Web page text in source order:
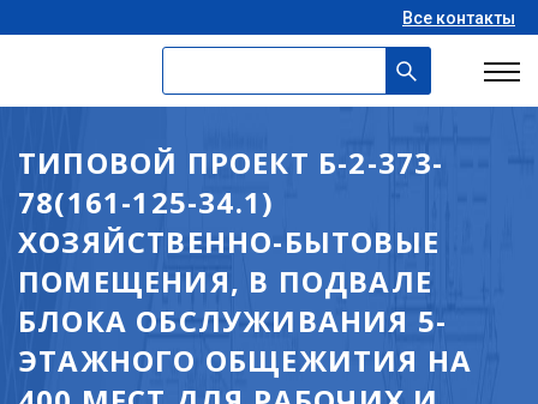
Все контакты
ТИПОВОЙ ПРОЕКТ Б-2-373-
78(161-125-34.1)
ХОЗЯЙСТВЕННО-БЫТОВЫЕ
ПОМЕЩЕНИЯ, В ПОДВАЛЕ
БЛОКА ОБСЛУЖИВАНИЯ 5-
ЭТАЖНОГО ОБЩЕЖИТИЯ НА